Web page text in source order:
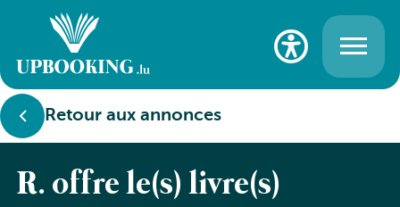
Retour aux annonces
R. offre le(s) livre(s)